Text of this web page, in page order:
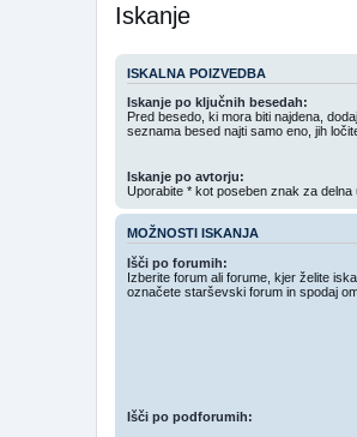
Iskanje
ISKALNA POIZVEDBA
Iskanje po ključnih besedah:
Pred besedo, ki mora biti najdena,
seznama besed najti samo eno, jih
Iskanje po avtorju:
Uporabite * kot poseben znak za delna
MOŽNOSTI ISKANJA
Išči po forumih:
Izberite forum ali forume, kjer želite
označete starševski forum in spodaj
Išči po podforumih: